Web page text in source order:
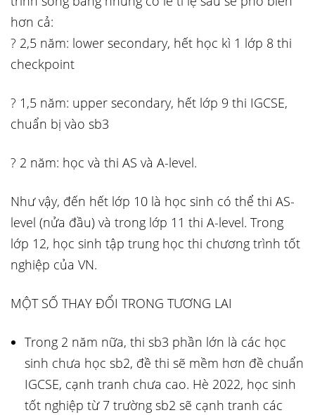
hơn cả:
? 2,5 năm: lower secondary, hết học kì 1 lớp 8 thi
checkpoint
? 1,5 năm: upper secondary, hết lớp 9 thi IGCSE,
chuẩn bị vào sb3
? 2 năm: học và thi AS và A-level.
Như vậy, đến hết lớp 10 là học sinh có thể thi AS-
level (nửa đầu) và trong lớp 11 thi A-level. Trong
lớp 12, học sinh tập trung học thi chương trình tốt
nghiệp của VN.
MỘT SỐ THAY ĐỔI TRONG TƯƠNG LAI
Trong 2 năm nữa, thi sb3 phần lớn là các học
sinh chưa học sb2, đề thi sẽ mềm hơn đề chuẩn
IGCSE, cạnh tranh chưa cao. Hè 2022, học sinh
tốt nghiệp từ 7 trường sb2 sẽ cạnh tranh các